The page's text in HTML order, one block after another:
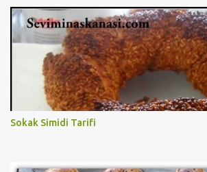
Sokak Simidi Tarifi